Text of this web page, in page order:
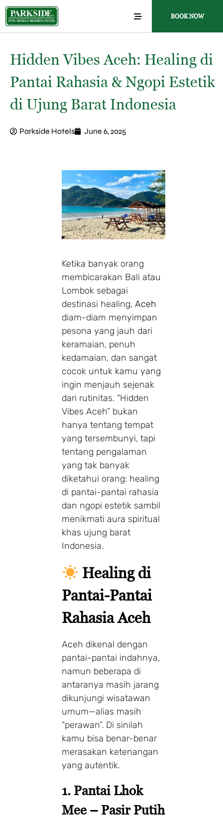
BOOK NOW
Hidden Vibes Aceh: Healing di
Pantai Rahasia & Ngopi Estetik
di Ujung Barat Indonesia
Parkside Hotels June 6, 2025
Ketika banyak orang
membicarakan Bali atau
Lombok sebagai
destinasi healing, Aceh
diam-diam menyimpan
pesona yang jauh dari
keramaian, penuh
kedamaian, dan sangat
cocok untuk kamu yang
ingin menjauh sejenak
dari rutinitas. “Hidden
Vibes Aceh” bukan
hanya tentang tempat
yang tersembunyi, tapi
tentang pengalaman
yang tak banyak
diketahui orang: healing
di pantai-pantai rahasia
dan ngopi estetik sambil
menikmati aura spiritual
khas ujung barat
Indonesia.
Healing di
Pantai-Pantai
Rahasia Aceh
Aceh dikenal dengan
pantai-pantai indahnya,
namun beberapa di
antaranya masih jarang
dikunjungi wisatawan
umum—alias masih
“perawan”. Di sinilah
kamu bisa benar-benar
merasakan ketenangan
yang autentik.
1. Pantai Lhok
Mee – Pasir Putih